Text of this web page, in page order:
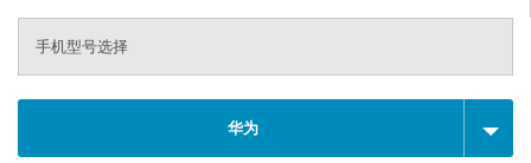
手机型号选择
华为